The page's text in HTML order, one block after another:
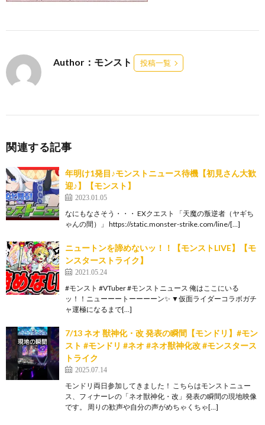
Author：モンスト 投稿一覧
関連する記事
年明け1発目♪モンストニュース待機【初見さん大歓
迎♪】【モンスト】
2023.01.05
なにもなさそう・・・ EXクエスト 「天魔の叛逆者（ヤギち
ゃんの間）」 https://static.monster-strike.com/line/[…]
ニュートンを諦めないッ！！【モンストLIVE】【モ
ンスターストライク】
2021.05.24
#モンスト #VTuber​ #モンストニュース 俺はここにいる
ッ！！ニューーートーーーーン✨ ▼仮面ライダーコラボガチ
ャ運極になるまで[…]
7/13 ネオ 獣神化・改 発表の瞬間【モンドリ】#モン
スト #モンドリ #ネオ #ネオ獣神化改 #モンスタース
トライク
2025.07.14
モンドリ両日参加してきました！ こちらはモンストニュー
ス、フィナーレの「ネオ獣神化・改」発表の瞬間の現地映像
です。 周りの歓声や自分の声がめちゃくちゃ[…]